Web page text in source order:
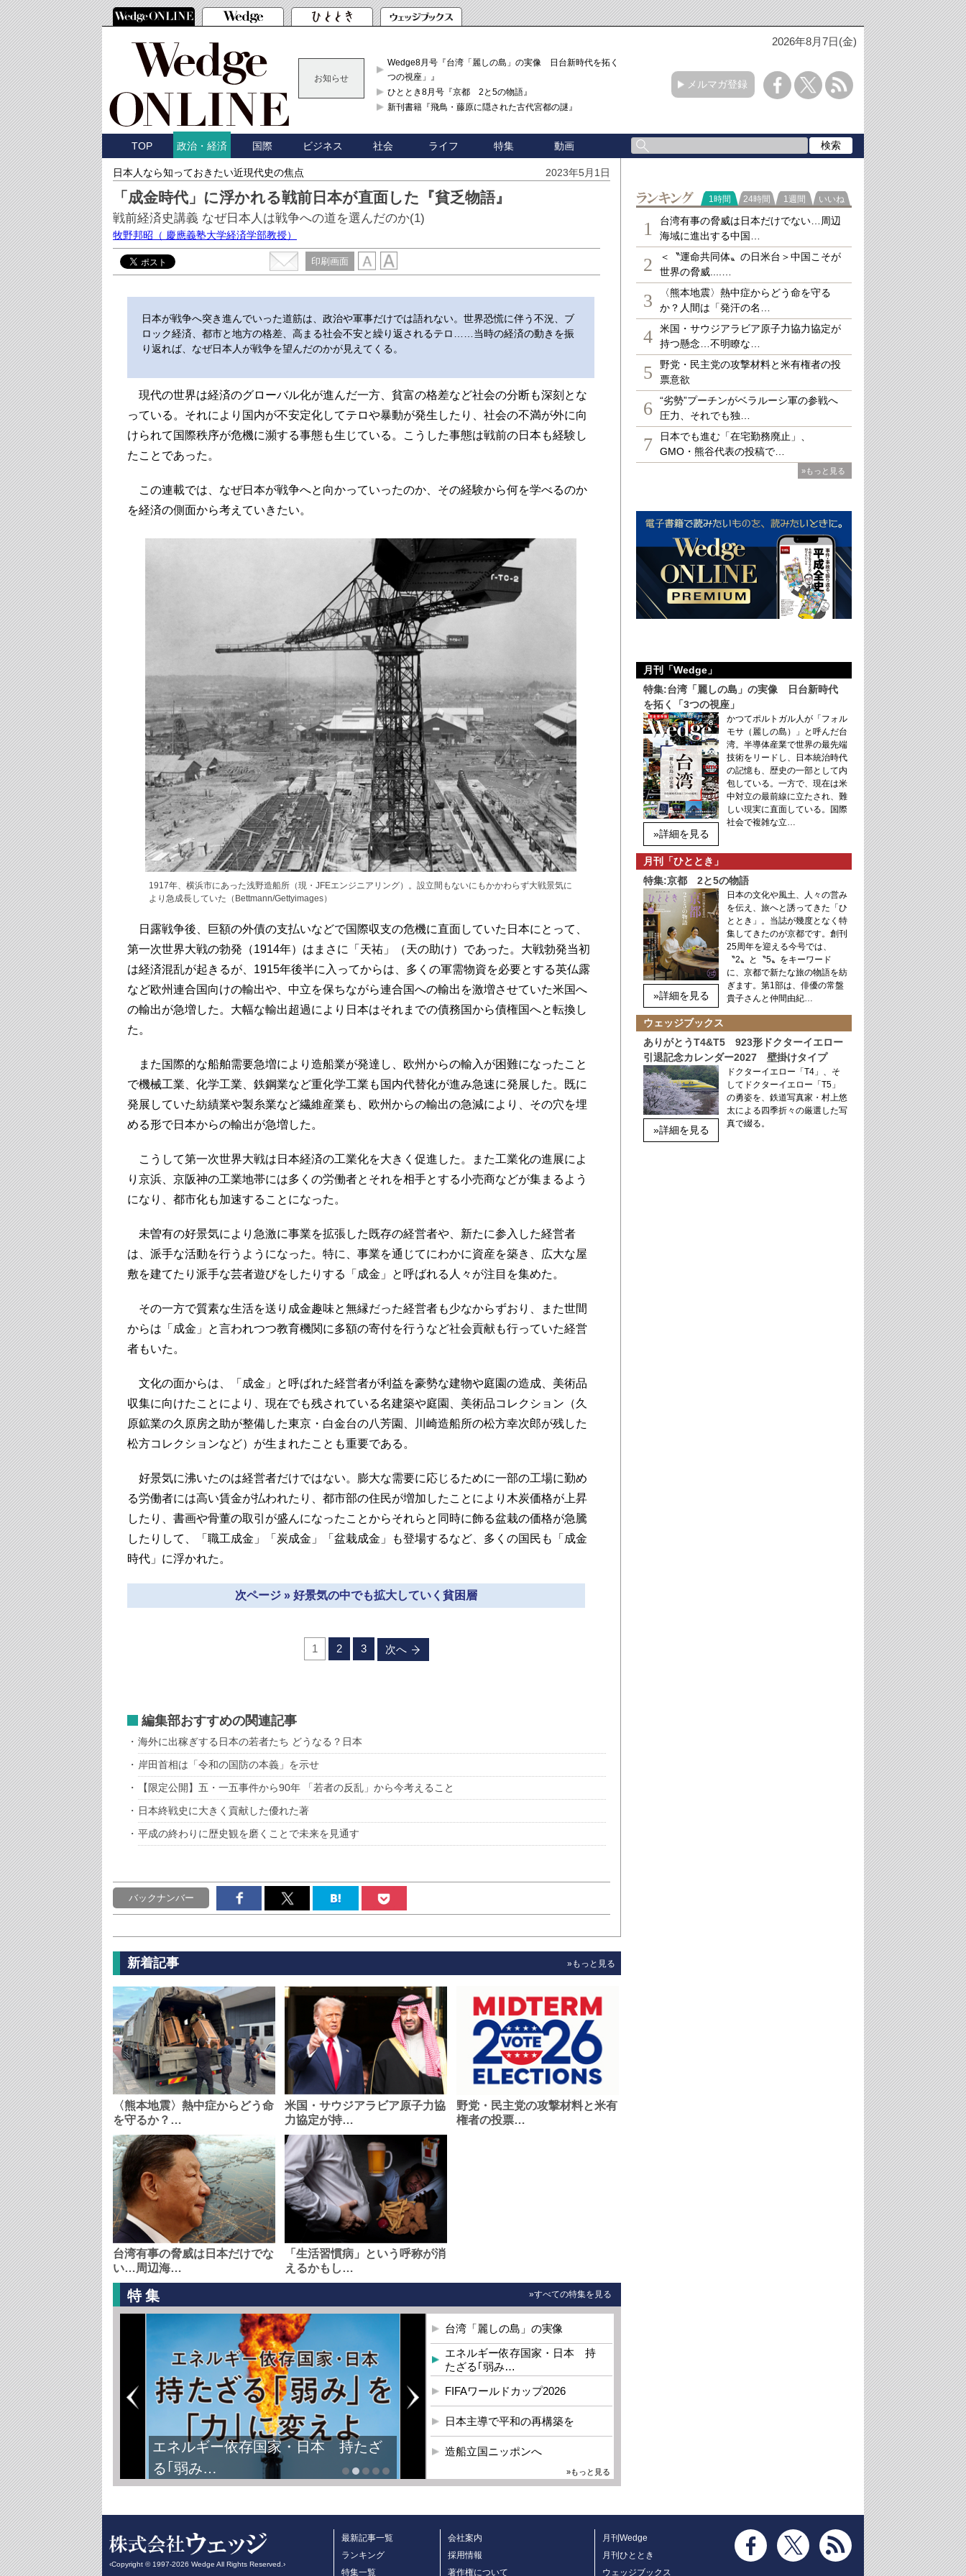
2026年8月7日(金)
お知らせ
Wedge8月号『台湾「麗しの島」の実像 日台新時代を拓く「3
つの視座」』
ひととき8月号『京都 2と5の物語』
新刊書籍『飛鳥・藤原に隠された古代宮都の謎』
メルマガ登録
TOP 政治・経済 国際 ビジネス 社会 ライフ 特集 動画
日本人なら知っておきたい近現代史の焦点 2023年5月1日
「成金時代」に浮かれる戦前日本が直面した『貧乏物語』
戦前経済史講義 なぜ日本人は戦争への道を選んだのか(1)
牧野邦昭 （ 慶應義塾大学経済学部教授）
印刷画面
日本が戦争へ突き進んでいった道筋は、政治や軍事だけでは語れない。世界恐慌に伴う不況、ブ
ロック経済、都市と地方の格差、高まる社会不安と繰り返されるテロ……当時の経済の動きを振
り返れば、なぜ日本人が戦争を望んだのかが見えてくる。
現代の世界は経済のグローバル化が進んだ一方、貧富の格差など社会の分断も深刻とな
っている。それにより国内が不安定化してテロや暴動が発生したり、社会の不満が外に向
けられて国際秩序が危機に瀕する事態も生じている。こうした事態は戦前の日本も経験し
たことであった。
この連載では、なぜ日本が戦争へと向かっていったのか、その経験から何を学べるのか
を経済の側面から考えていきたい。
1917年、横浜市にあった浅野造船所（現・JFEエンジニアリング）。設立間もないにもかかわらず大戦景気に
より急成長していた（Bettmann/Gettyimages）
日露戦争後、巨額の外債の支払いなどで国際収支の危機に直面していた日本にとって、
第一次世界大戦の勃発（1914年）はまさに「天祐」（天の助け）であった。大戦勃発当初
は経済混乱が起きるが、1915年後半に入ってからは、多くの軍需物資を必要とする英仏露
など欧州連合国向けの輸出や、中立を保ちながら連合国への輸出を激増させていた米国へ
の輸出が急増した。大幅な輸出超過により日本はそれまでの債務国から債権国へと転換し
た。
また国際的な船舶需要急増により造船業が発達し、欧州からの輸入が困難になったこと
で機械工業、化学工業、鉄鋼業など重化学工業も国内代替化が進み急速に発展した。既に
発展していた紡績業や製糸業など繊維産業も、欧州からの輸出の急減により、その穴を埋
める形で日本からの輸出が急増した。
こうして第一次世界大戦は日本経済の工業化を大きく促進した。また工業化の進展によ
り京浜、京阪神の工業地帯には多くの労働者とそれを相手とする小売商などが集まるよう
になり、都市化も加速することになった。
未曽有の好景気により急激に事業を拡張した既存の経営者や、新たに参入した経営者
は、派手な活動を行うようになった。特に、事業を通じてにわかに資産を築き、広大な屋
敷を建てたり派手な芸者遊びをしたりする「成金」と呼ばれる人々が注目を集めた。
その一方で質素な生活を送り成金趣味と無縁だった経営者も少なからずおり、また世間
からは「成金」と言われつつ教育機関に多額の寄付を行うなど社会貢献も行っていた経営
者もいた。
文化の面からは、「成金」と呼ばれた経営者が利益を豪勢な建物や庭園の造成、美術品
収集に向けたことにより、現在でも残されている名建築や庭園、美術品コレクション（久
原鉱業の久原房之助が整備した東京・白金台の八芳園、川崎造船所の松方幸次郎が残した
松方コレクションなど）が生まれたことも重要である。
好景気に沸いたのは経営者だけではない。膨大な需要に応じるために一部の工場に勤め
る労働者には高い賃金が払われたり、都市部の住民が増加したことにより木炭価格が上昇
したり、書画や骨董の取引が盛んになったことからそれらと同時に飾る盆栽の価格が急騰
したりして、「職工成金」「炭成金」「盆栽成金」も登場するなど、多くの国民も「成金
時代」に浮かれた。
次ページ » 好景気の中でも拡大していく貧困層
1 2 3 次へ
編集部おすすめの関連記事
海外に出稼ぎする日本の若者たち どうなる？日本
岸田首相は「令和の国防の本義」を示せ
【限定公開】五・一五事件から90年 「若者の反乱」から今考えること
日本終戦史に大きく貢献した優れた著
平成の終わりに歴史観を磨くことで未来を見通す
バックナンバー
新着記事 »もっと見る
〈熊本地震〉熱中症からどう命
を守るか？…
米国・サウジアラビア原子力協
力協定が持…
野党・民主党の攻撃材料と米有
権者の投票…
台湾有事の脅威は日本だけでな
い…周辺海…
「生活習慣病」という呼称が消
えるかもし…
特集 »すべての特集を見る
FIFAワールドカップ2026
台湾「麗しの島」の実像
エネルギー依存国家・日本 持
たざる｢弱み…
FIFAワールドカップ2026
日本主導で平和の再構築を
造船立国ニッポンへ
»もっと見る
ランキング
1時間 24時間 1週間 いいね
1
台湾有事の脅威は日本だけでない…周辺
海域に進出する中国…
2
＜〝運命共同体〟の日米台＞中国こそが
世界の脅威....…
3
〈熊本地震〉熱中症からどう命を守る
か？人間は「発汗の名…
4
米国・サウジアラビア原子力協力協定が
持つ懸念…不明瞭な…
5
野党・民主党の攻撃材料と米有権者の投
票意欲
6
“劣勢”プーチンがベラルーシ軍の参戦へ
圧力、それでも独…
7
日本でも進む「在宅勤務廃止」、
GMO・熊谷代表の投稿で…
»もっと見る
月刊「Wedge」
特集:台湾「麗しの島」の実像 日台新時代
を拓く「3つの視座」
»詳細を見る
かつてポルトガル人が「フォル
モサ（麗しの島）」と呼んだ台
湾。半導体産業で世界の最先端
技術をリードし、日本統治時代
の記憶も、歴史の一部として内
包している。一方で、現在は米
中対立の最前線に立たされ、難
しい現実に直面している。国際
社会で複雑な立…
月刊「ひととき」
特集:京都 2と5の物語
»詳細を見る
日本の文化や風土、人々の営み
を伝え、旅へと誘ってきた「ひ
ととき」。当誌が幾度となく特
集してきたのが京都です。創刊
25周年を迎える今号では、
〝2〟と〝5〟をキーワード
に、京都で新たな旅の物語を紡
ぎます。第1部は、俳優の常盤
貴子さんと仲間由紀…
ウェッジブックス
ありがとうT4&T5 923形ドクターイエロー
引退記念カレンダー2027 壁掛けタイプ
»詳細を見る
ドクターイエロー「T4」、そ
してドクターイエロー「T5」
の勇姿を、鉄道写真家・村上悠
太による四季折々の厳選した写
真で綴る。
‹Copyright © 1997-2026 Wedge All Rights Reserved.›
最新記事一覧
ランキング
特集一覧
会社案内
採用情報
著作権について
月刊Wedge
月刊ひととき
ウェッジブックス